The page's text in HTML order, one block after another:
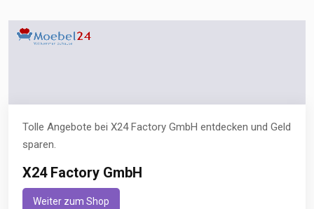
Tolle Angebote bei X24 Factory GmbH entdecken und Geld
sparen.
X24 Factory GmbH
Weiter zum Shop